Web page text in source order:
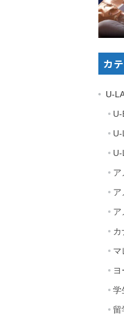
カ
U-
U-
ア
ア
ア
カ
マ
学
留